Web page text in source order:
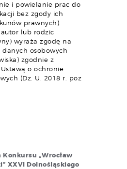
i powielanie prac do
bez zgody ich
prawnych).
lub rodzic
wyraża zgodę na
danych osobowych
zgodnie z
o ochronie
(Dz. U. 2018 r. poz
Konkursu „Wrocław
XXVI Dolnośląskiego